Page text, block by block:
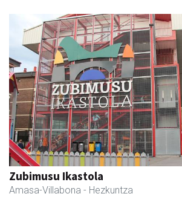
Zubimusu Ikastola
Amasa-Villabona - Hezkuntza
Previous